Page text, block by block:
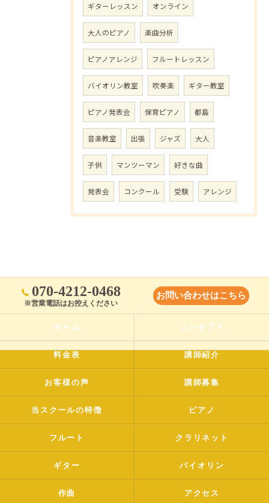
ギターレッスン オンライン
大人のピアノ 楽曲分析
ピアノアレンジ フルートレッスン
バイオリン教室 吹奏楽 ギター教室
ピアノ発表会 保育ピアノ 都島
音楽教室 出張 ジャズ 大人
子供 マンツーマン 好きな曲
発表会 コンクール 受験 アレンジ
070-4212-0468
※営業電話はお控えください
お問い合わせはこちら
ホーム コンセプト
料金表 講師紹介
お客様の声 講師募集
当スクールの特徴 ピアノ
フルート クラリネット
ギター バイオリン
作曲 アクセス